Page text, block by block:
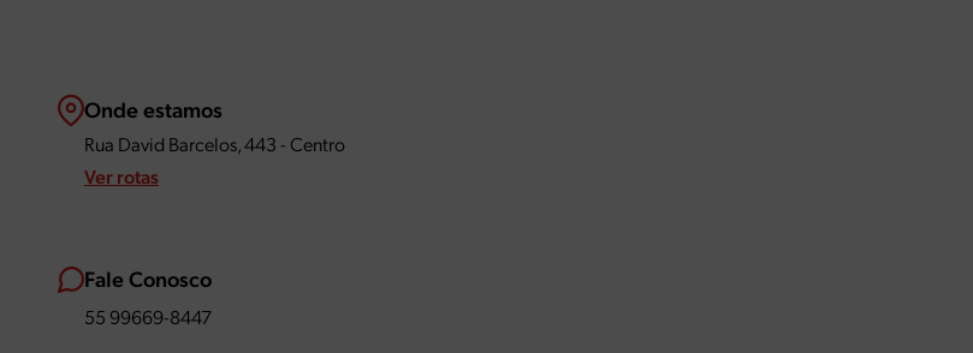
Onde estamos
Rua David Barcelos, 443 - Centro
Ver rotas
Fale Conosco
55 99669-8447